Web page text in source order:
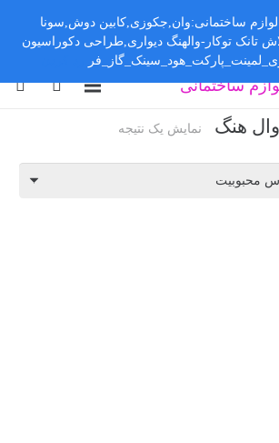
ساختمانی
هنگ نمایش یک نتیجه
ساختمانی:وان,جکوزی,کابین دوش,سونا
تانک توکار-والهنگ دیواری,طراحی دکوراسیون